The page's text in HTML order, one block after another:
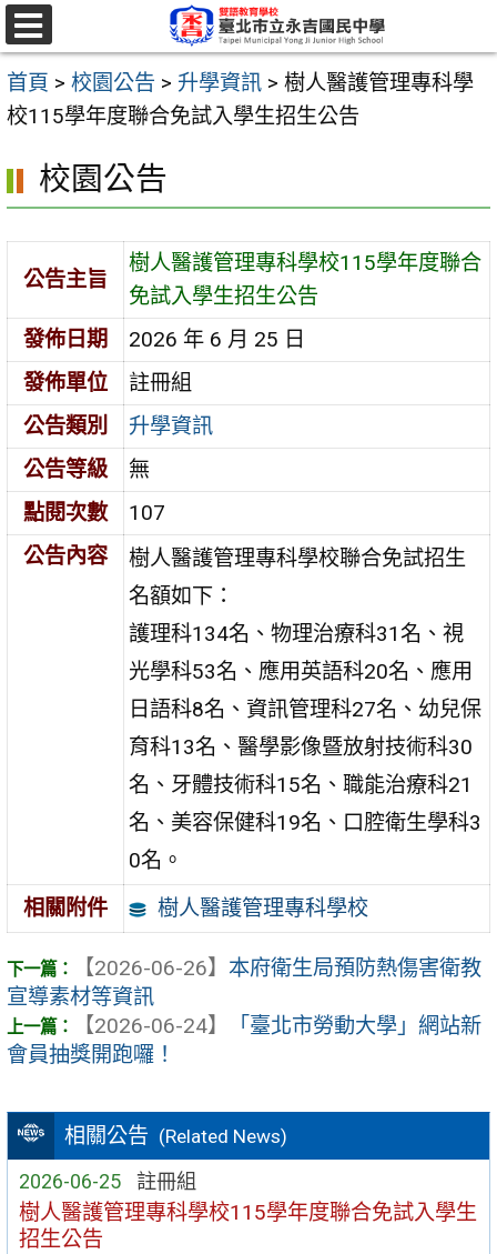
跳
至
主
要
區
選
單
首頁 > 校園公告 > 升學資訊 > 樹人醫護管理專科學
校115學年度聯合免試入學生招生公告
相關公告 (Related News)
2026-06-25 註冊組
樹人醫護管理專科學校115學年度聯合免試入學生
招生公告
校園公告
公告主旨
樹人醫護管理專科學校115學年度聯合
免試入學生招生公告
發佈日期
2026 年 6 月 25 日
發佈單位
註冊組
公告類別
升學資訊
公告等級
無
點閱次數
107
公告內容
樹人醫護管理專科學校聯合免試招生
名額如下：
護理科134名、物理治療科31名、視
光學科53名、應用英語科20名、應用
日語科8名、資訊管理科27名、幼兒保
育科13名、醫學影像暨放射技術科30
名、牙體技術科15名、職能治療科21
名、美容保健科19名、口腔衛生學科3
0名。
相關附件
樹人醫護管理專科學校
【2026-06-26】 本府衛生局預防熱傷害衛教
宣導素材等資訊
【2026-06-24】
「臺北市勞動大學」網站新
會員抽獎開跑囉！